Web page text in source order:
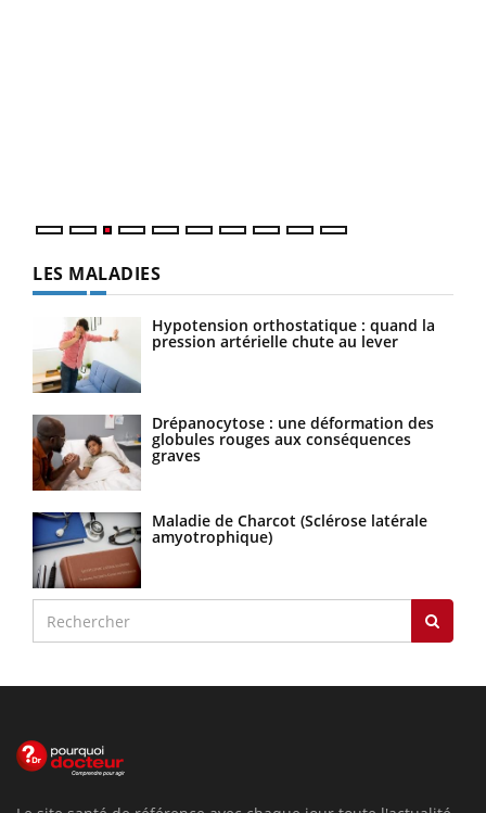
LES MALADIES
Hypotension orthostatique : quand la
pression artérielle chute au lever
Drépanocytose : une déformation des
globules rouges aux conséquences
graves
Maladie de Charcot (Sclérose latérale
amyotrophique)